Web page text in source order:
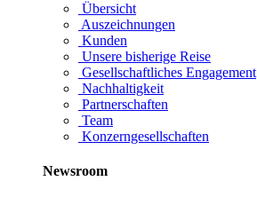
Übersicht
Auszeichnungen
Kunden
Unsere bisherige Reise
Gesellschaftliches Engagement
Nachhaltigkeit
Partnerschaften
Team
Konzerngesellschaften
Newsroom